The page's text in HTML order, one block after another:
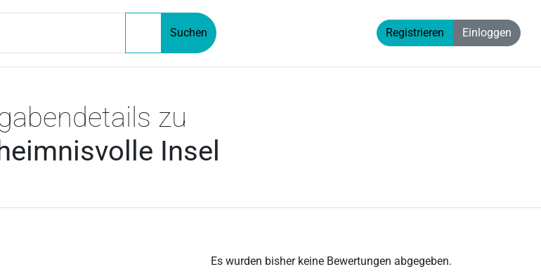
Suchen Registrieren Einloggen
zu
Insel
Es wurden bisher keine Bewertungen abgegeben.